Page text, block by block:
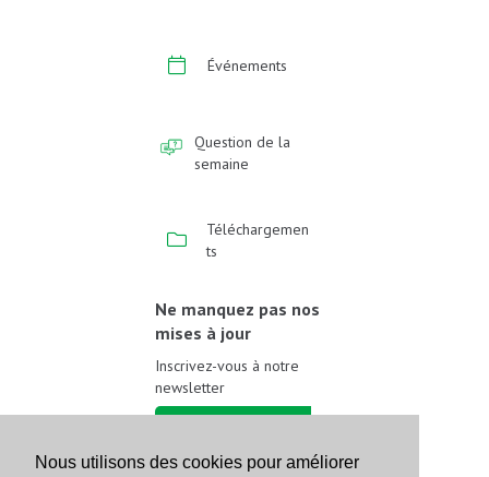
Nous utilisons des cookies pour améliorer
Événements
Question de la
semaine
Téléchargemen
ts
Ne manquez pas nos
mises à jour
Inscrivez-vous à notre
newsletter